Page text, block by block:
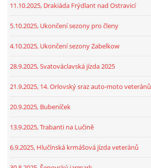
11.10.2025, Drakiáda Frýdlant nad Ostravicí
5.10.2025, Ukončení sezony pro členy
4.10.2025, Ukončení sezony Zabelkow
28.9.2025, Svatováclavská jízda 2025
21.9.2025, 14. Orlovský sraz auto-moto veteránů
20.9.2025, Bubeníček
13.9.2025, Trabanti na Lučině
6.9.2025, Hlučínská krmášová jízda veteránů